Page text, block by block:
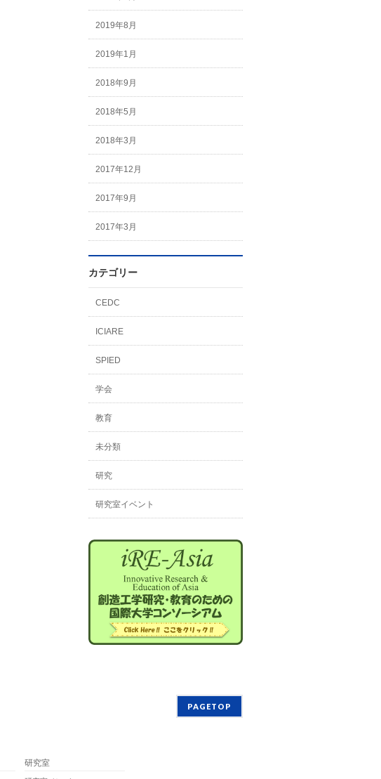
2019年8月
2019年1月
2018年9月
2018年5月
2018年3月
2017年12月
2017年9月
2017年3月
カテゴリー
CEDC
ICIARE
SPIED
学会
教育
未分類
研究
研究室イベント
PAGETOP
研究室